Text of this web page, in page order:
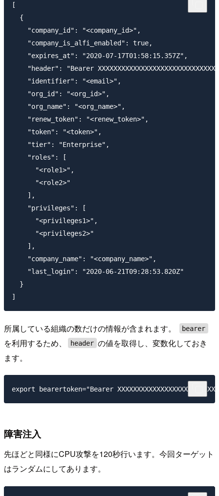
[
  {
    "company_id": "<company_id>",
    "company_is_alfi_enabled": true,
    "expires_at": "2020-07-17T01:58:15.357Z",
"header": "Bearer
    "identifier": "<email>",
    "org_id": "<org_id>",
    "org_name": "<org_name>",
    "renew_token": "<renew_token>",
    "token": "<token>",
    "tier": "Enterprise",
    "roles": [
      "<role1>",
      "<role2>"
    ],
    "privileges": [
      "<privileges1>",
      "<privileges2>"
    ],
    "company_name": "<company_name>",
    "last_login": "2020-06-21T09:28:53.820Z"
  }
所属している組織の数だけの情報が含まれます。 bearer
を利用するため、 header の値を取得し、変数化しておき
ます。
障害注入
先ほどと同様にCPU攻撃を120秒行います。今回ターゲット
はランダムにしてあります。